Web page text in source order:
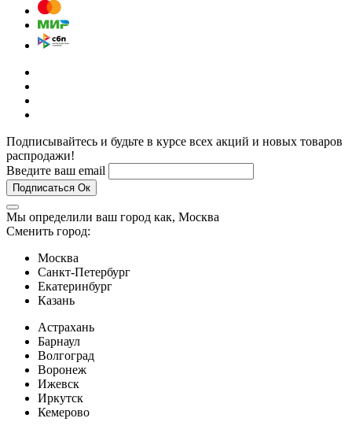
Подписывайтесь и будьте в курсе всех акций и новых товаров
распродажи!
Введите ваш email
Подписаться Ок
Мы определили ваш город как, Москва
Сменить город:
Москва
Санкт-Петербург
Екатеринбург
Казань
Астрахань
Барнаул
Волгоград
Воронеж
Ижевск
Иркутск
Кемерово